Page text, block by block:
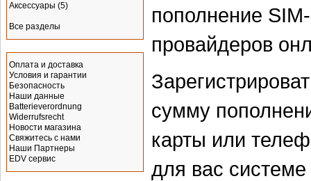
Аксессуары (5)
Все разделы
Оплата и доставка
Условия и гарантии
Безопасность
Наши данные
Batterieverordnung
Widerrufsrecht
Новости магазина
Свяжитесь с нами
Наши Партнеры
EDV сервис
пополнение
провайдеров
сумму
карты или
для вас